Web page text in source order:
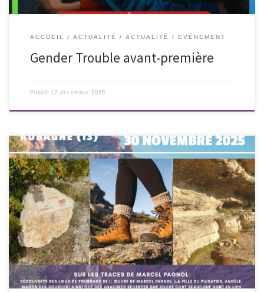
ACCUEIL ACTUALITÉ ACTUALITÉ EVÉNEMENT
Gender Trouble avant-première
Publié 12 décembre 2025
Les antennes du 13 et du 83 de l’association Les Culottées proposent
pour le dimanche 30 novembre 2025, une randonnée : Le Garlaban sur
les traces de Marcel Pagnol. Découverte des lieux de tournage de
l’œuvre de Marcel Pagnol (La fille du puisatier, Angèle, Manon des
sources) ainsi que des […]